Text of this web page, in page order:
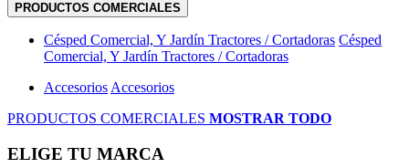
PRODUCTOS COMERCIALES
Césped Comercial, Y Jardín Tractores / Cortadoras Césped
Comercial, Y Jardín Tractores / Cortadoras
Accesorios Accesorios
PRODUCTOS COMERCIALES MOSTRAR TODO
ELIGE TU MARCA